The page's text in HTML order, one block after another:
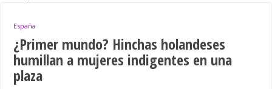
España
¿Primer mundo? Hinchas holandeses
humillan a mujeres indigentes en una
plaza